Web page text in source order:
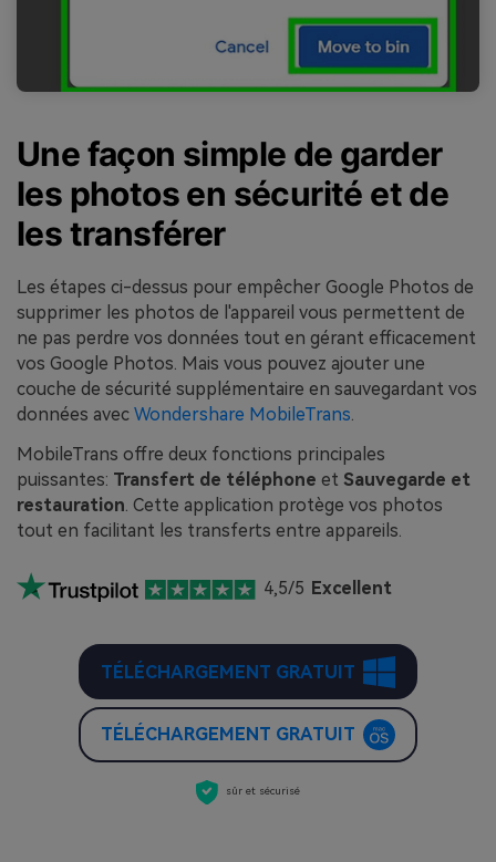
Une façon simple de garder
les photos en sécurité et de
les transférer
Les étapes ci-dessus pour empêcher Google Photos de
supprimer les photos de l'appareil vous permettent de
ne pas perdre vos données tout en gérant efficacement
vos Google Photos. Mais vous pouvez ajouter une
couche de sécurité supplémentaire en sauvegardant vos
données avec Wondershare MobileTrans.
MobileTrans offre deux fonctions principales
puissantes: Transfert de téléphone et Sauvegarde et
restauration. Cette application protège vos photos
tout en facilitant les transferts entre appareils.
4,5/5 Excellent
TÉLÉCHARGEMENT GRATUIT
TÉLÉCHARGEMENT GRATUIT
sûr et sécurisé